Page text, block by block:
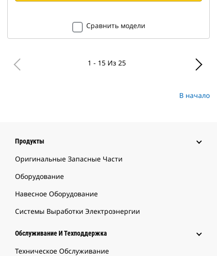
Сравнить модели
1 - 15 Из 25
В начало
Продукты
Оригинальные Запасные Части
Оборудование
Навесное Оборудование
Системы Выработки Электроэнергии
Обслуживание И Техподдержка
Техническое Обслуживание